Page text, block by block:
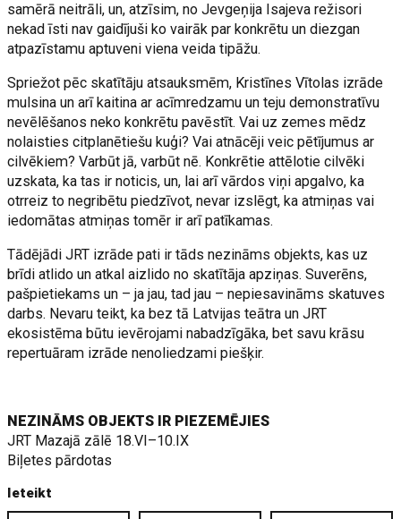
samērā neitrāli, un, atzīsim, no Jevgeņija Isajeva režisori
nekad īsti nav gaidījuši ko vairāk par konkrētu un diezgan
atpazīstamu aptuveni viena veida tipāžu.
Spriežot pēc skatītāju atsauksmēm, Kristīnes Vītolas izrāde
mulsina un arī kaitina ar acīmredzamu un teju demonstratīvu
nevēlēšanos neko konkrētu pavēstīt. Vai uz zemes mēdz
nolaisties citplanētiešu kuģi? Vai atnācēji veic pētījumus ar
cilvēkiem? Varbūt jā, varbūt nē. Konkrētie attēlotie cilvēki
uzskata, ka tas ir noticis, un, lai arī vārdos viņi apgalvo, ka
otrreiz to negribētu piedzīvot, nevar izslēgt, ka atmiņas vai
iedomātas atmiņas tomēr ir arī patīkamas.
Tādējādi JRT izrāde pati ir tāds nezināms objekts, kas uz
brīdi atlido un atkal aizlido no skatītāja apziņas. Suverēns,
pašpietiekams un – ja jau, tad jau – nepiesavināms skatuves
darbs. Nevaru teikt, ka bez tā Latvijas teātra un JRT
ekosistēma būtu ievērojami nabadzīgāka, bet savu krāsu
repertuāram izrāde nenoliedzami piešķir.
NEZINĀMS OBJEKTS IR PIEZEMĒJIES
JRT Mazajā zālē 18.VI–10.IX
Biļetes pārdotas
Ieteikt